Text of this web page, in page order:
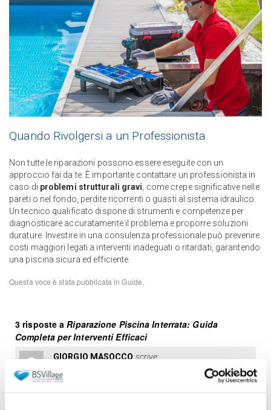
Quando Rivolgersi a un Professionista
Non tutte le riparazioni possono essere eseguite con un
approccio fai da te. È importante contattare un professionista in
caso di problemi strutturali gravi , come crepe significative nelle
pareti o nel fondo, perdite ricorrenti o guasti al sistema idraulico.
Un tecnico qualificato dispone di strumenti e competenze per
diagnosticare accuratamente il problema e proporre soluzioni
durature. Investire in una consulenza professionale può prevenire
costi maggiori legati a interventi inadeguati o ritardati, garantendo
una piscina sicura ed efficiente.
Questa voce è stata pubblicata inGuide.
3 risposte aRiparazione Piscina Interrata: Guida
Completa per Interventi Efficaci
GIORGIO MASOCCO scrive:
Gentilissimi,